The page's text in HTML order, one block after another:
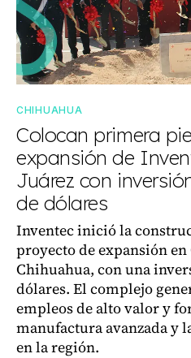
CHIHUAHUA
Colocan primera
expansión de
Juárez con
de dólares
Inventec inició la
proyecto de expansión en
Chihuahua, con una
dólares. El complejo
empleos de alto valor y
manufactura avanzada y
en la región.